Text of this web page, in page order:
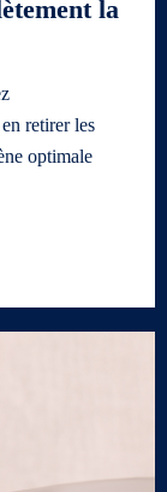
la
retirer les
optimale